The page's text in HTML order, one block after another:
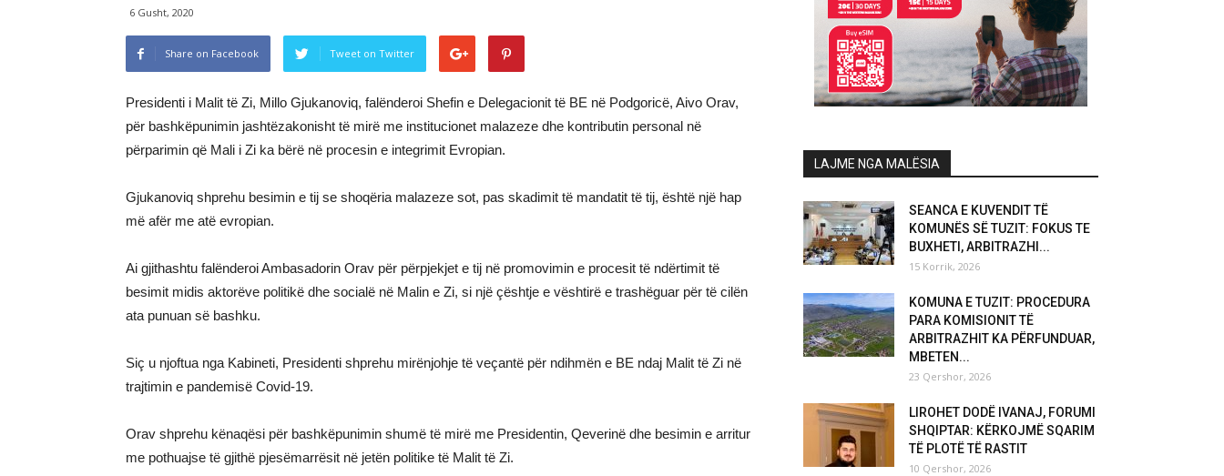
6 Gusht, 2020
Share on Facebook Tweet on Twitter
Presidenti i Malit të Zi, Millo Gjukanoviq, falënderoi Shefin e Delegacionit të BE në Podgoricë, Aivo Orav,
për bashkëpunimin jashtëzakonisht të mirë me institucionet malazeze dhe kontributin personal në
përparimin që Mali i Zi ka bërë në procesin e integrimit Evropian.
Gjukanoviq shprehu besimin e tij se shoqëria malazeze sot, pas skadimit të mandatit të tij, është një hap
më afër me atë evropian.
Ai gjithashtu falënderoi Ambasadorin Orav për përpjekjet e tij në promovimin e procesit të ndërtimit të
besimit midis aktorëve politikë dhe socialë në Malin e Zi, si një çështje e vështirë e trashëguar për të cilën
ata punuan së bashku.
Siç u njoftua nga Kabineti, Presidenti shprehu mirënjohje të veçantë për ndihmën e BE ndaj Malit të Zi në
trajtimin e pandemisë Covid-19.
Orav shprehu kënaqësi për bashkëpunimin shumë të mirë me Presidentin, Qeverinë dhe besimin e arritur
me pothuajse të gjithë pjesëmarrësit në jetën politike të Malit të Zi.
LAJME NGA MALËSIA
SEANCA E KUVENDIT TË
KOMUNËS SË TUZIT: FOKUS TE
BUXHETI, ARBITRAZHI...
15 Korrik, 2026
KOMUNA E TUZIT: PROCEDURA
PARA KOMISIONIT TË
ARBITRAZHIT KA PËRFUNDUAR,
MBETEN...
23 Qershor, 2026
LIROHET DODË IVANAJ, FORUMI
SHQIPTAR: KËRKOJMË SQARIM
TË PLOTË TË RASTIT
10 Qershor, 2026